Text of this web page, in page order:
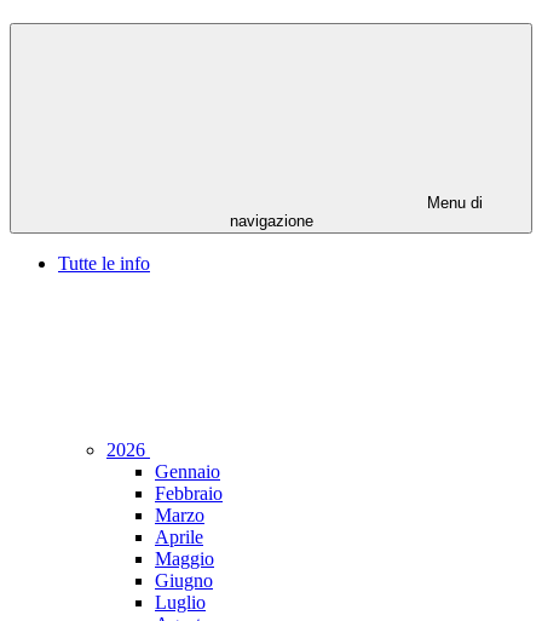
Menu di
navigazione
Tutte le info
2026
Gennaio
Febbraio
Marzo
Aprile
Maggio
Giugno
Luglio